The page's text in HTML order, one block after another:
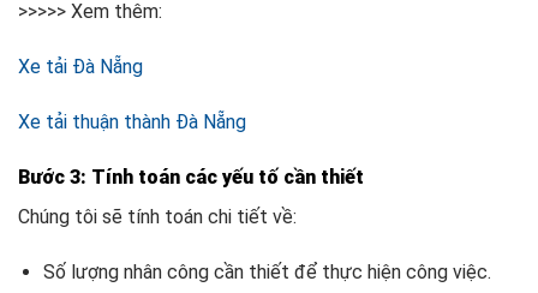
>>>>> Xem thêm:
Xe tải Đà Nẵng
Xe tải thuận thành Đà Nẵng
Bước 3: Tính toán các yếu tố cần thiết
Chúng tôi sẽ tính toán chi tiết về:
Số lượng nhân công cần thiết để thực hiện công việc.